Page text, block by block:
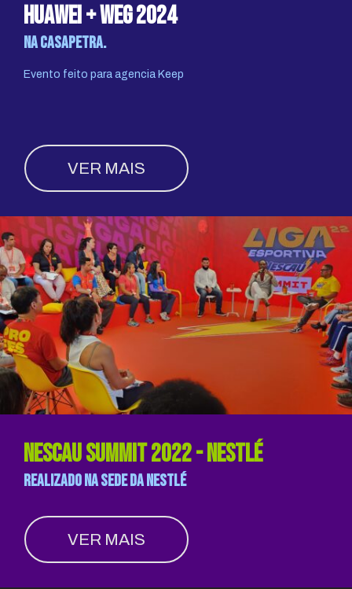
Huawei + Weg 2024
na CasaPetra.
Evento feito para agencia Keep
VER MAIS
nescau summit 2022 - NESTLÉ
realizado na sede da nestlé
VER MAIS